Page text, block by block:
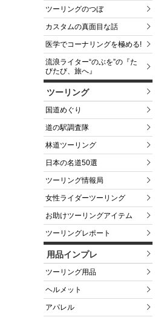
ツーリングのつぼ
カスタムの真面目な話
医学でコーナリングを極める!
流浪ライター“のぶを”の『た
びたび、旅へ』
ツーリング
国道めぐり
道の駅調査隊
林道ツーリング
日本の名道50選
ツーリング情報局
女性ライダーツーリング
お助けツーリングアイテム
ツーリングレポート
用品インプレ
ツーリング用品
ヘルメット
アパレル